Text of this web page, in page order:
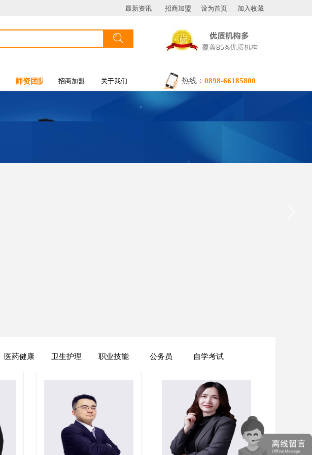
设为首页 加入收藏
最新资讯 招商加盟
搜索
按钮文本
师资团队 招商加盟 关于我们 热线： 0898-66185800
医药健康 卫生护理 职业技能 公务员 自学考试